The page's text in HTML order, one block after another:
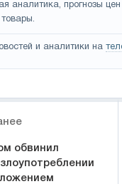
аналитика, прогнозы
и аналитики на
обвинил